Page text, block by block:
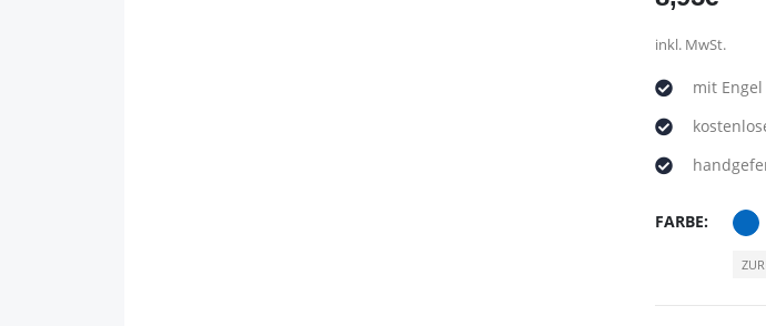
inkl. MwSt.
mit
FARBE